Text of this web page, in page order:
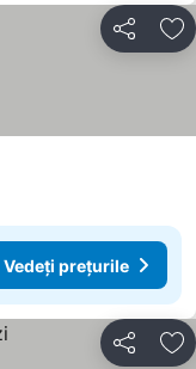
Distribuiți
Vedeți prețurile
Distribuiți